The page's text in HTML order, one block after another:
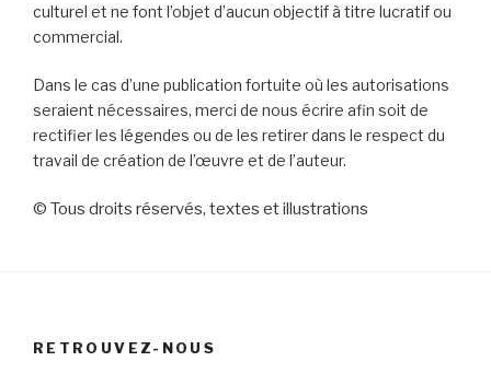
culturel et ne font l’objet d’aucun objectif à titre lucratif ou
commercial.
Dans le cas d’une publication fortuite où les autorisations
seraient nécessaires, merci de nous écrire afin soit de
rectifier les légendes ou de les retirer dans le respect du
travail de création de l’œuvre et de l’auteur.
© Tous droits réservés, textes et illustrations
RETROUVEZ-NOUS